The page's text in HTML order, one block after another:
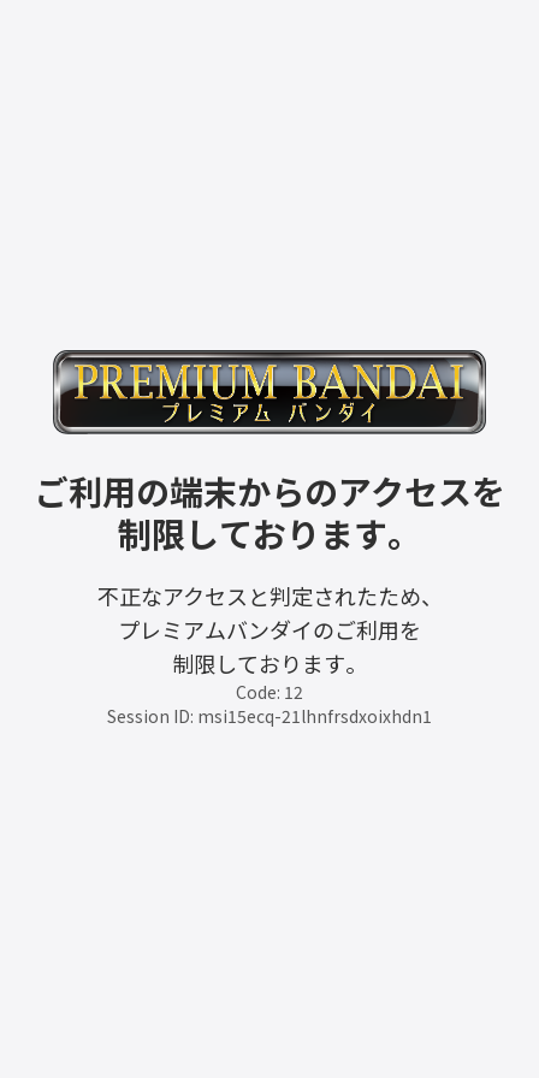
ご利用の端末からのアクセスを
制限しております。
不正なアクセスと判定されたため、
プレミアムバンダイのご利用を
制限しております。
Code: 12
Session ID: msi15ecq-21lhnfrsdxoixhdn1